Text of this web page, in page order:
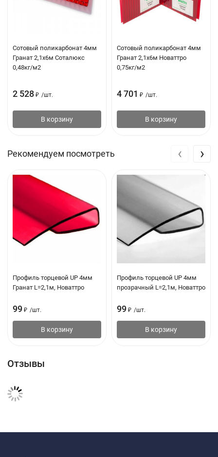
Сотовый поликарбонат 4мм
Гранат 2,1х6м Соталюкс
0,48кг/м2
2 528 ₽ /шт.
В корзину
Сотовый поликарбонат 4мм
Гранат 2,1х6м Новаттро
0,75кг/м2
4 701 ₽ /шт.
В корзину
Рекомендуем посмотреть
Профиль торцевой UP 4мм
Гранат L=2,1м, Новаттро
99 ₽ /шт.
В корзину
Профиль торцевой UP 4мм
прозрачный L=2,1м, Новаттро
99 ₽ /шт.
В корзину
‹ ›
Отзывы